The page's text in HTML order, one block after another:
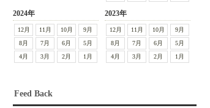
2024年
12月 11月 10月
9月
8月
7月 6月
5月
4月
3月 2月 1月
2023年
12月 11月 10月
9月
8月
7月 6月
5月
4月
3月 2月 1月
Feed Back